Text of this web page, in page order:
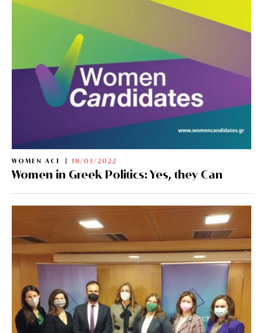
WOMEN ACT 18/03/2022
Women in Greek Politics: Yes, they Can